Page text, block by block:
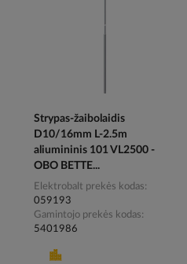
Strypas-žaibolaidis
D10/16mm L-2.5m
aliumininis 101 VL2500 -
OBO BETTE...
Elektrobalt prekės kodas
059193
Gamintojo prekės kodas
5401986